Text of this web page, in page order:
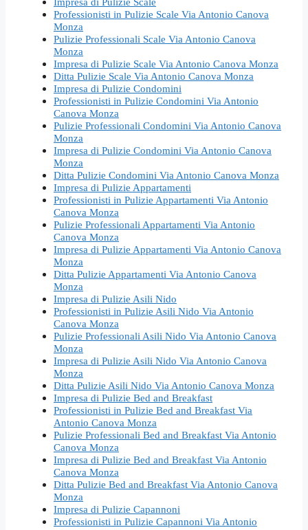
Professionisti in Pulizie Scale Via Antonio Canova
Monza
Pulizie Professionali Scale Via Antonio Canova
Monza
Impresa di Pulizie Scale Via Antonio Canova Monza
Ditta Pulizie Scale Via Antonio Canova Monza
Impresa di Pulizie Condomini
Professionisti in Pulizie Condomini Via Antonio
Canova Monza
Pulizie Professionali Condomini Via Antonio Canova
Monza
Impresa di Pulizie Condomini Via Antonio Canova
Monza
Ditta Pulizie Condomini Via Antonio Canova Monza
Impresa di Pulizie Appartamenti
Professionisti in Pulizie Appartamenti Via Antonio
Canova Monza
Pulizie Professionali Appartamenti Via Antonio
Canova Monza
Impresa di Pulizie Appartamenti Via Antonio Canova
Monza
Ditta Pulizie Appartamenti Via Antonio Canova
Monza
Impresa di Pulizie Asili Nido
Professionisti in Pulizie Asili Nido Via Antonio
Canova Monza
Pulizie Professionali Asili Nido Via Antonio Canova
Monza
Impresa di Pulizie Asili Nido Via Antonio Canova
Monza
Ditta Pulizie Asili Nido Via Antonio Canova Monza
Impresa di Pulizie Bed and Breakfast
Professionisti in Pulizie Bed and Breakfast Via
Antonio Canova Monza
Pulizie Professionali Bed and Breakfast Via Antonio
Canova Monza
Impresa di Pulizie Bed and Breakfast Via Antonio
Canova Monza
Ditta Pulizie Bed and Breakfast Via Antonio Canova
Monza
Impresa di Pulizie Capannoni
Professionisti in Pulizie Capannoni Via Antonio